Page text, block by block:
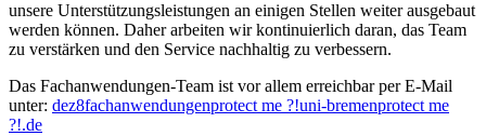
unsere Unterstützungsleistungen an einigen Stellen weiter ausgebaut
werden können. Daher arbeiten wir kontinuierlich daran, das Team
zu verstärken und den Service nachhaltig zu verbessern.
Das Fachanwendungen-Team ist vor allem erreichbar per E-Mail
unter: dez8fachanwendungenprotect me ?!uni-bremenprotect me
?!.de